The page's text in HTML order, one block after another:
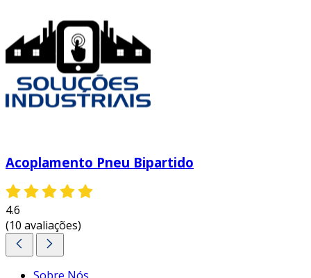
Acoplamento Pneu Bipartido
4.6
(10 avaliações)